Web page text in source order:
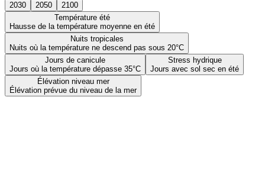
2030 2050
2100
Température été
Hausse de la température moyenne en été
Nuits tropicales
Nuits où la température ne descend pas sous 20°C
Jours de canicule
Jours où la température dépasse 35°C
Stress hydrique
Jours avec sol sec en été
Élévation niveau mer
Élévation prévue du niveau de la mer